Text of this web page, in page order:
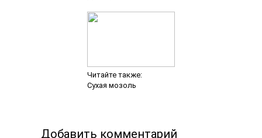
Читайте также:
Сухая мозоль
Добавить комментарий